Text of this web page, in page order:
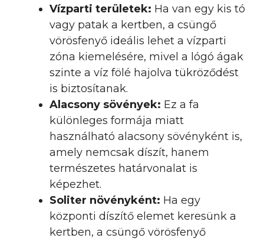
Vízparti területek: Ha van egy kis tó
vagy patak a kertben, a csüngő
vörösfenyő ideális lehet a vízparti
zóna kiemelésére, mivel a lógó ágak
szinte a víz fölé hajolva tükröződést
is biztosítanak.
Alacsony sövények: Ez a fa
különleges formája miatt
használható alacsony sövényként is,
amely nemcsak díszít, hanem
természetes határvonalat is
képezhet.
Soliter növényként: Ha egy
központi díszítő elemet keresünk a
kertben, a csüngő vörösfenyő